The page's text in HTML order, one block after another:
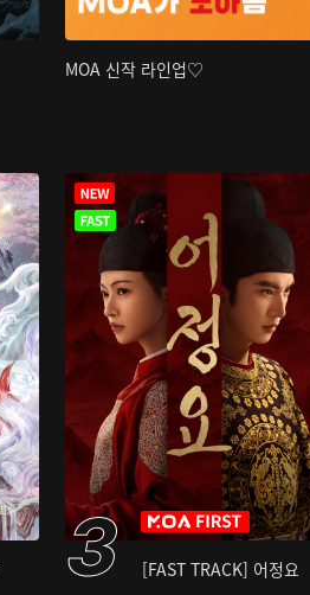
MOA 신작 라인업♡
[FAST TRACK] 어정요